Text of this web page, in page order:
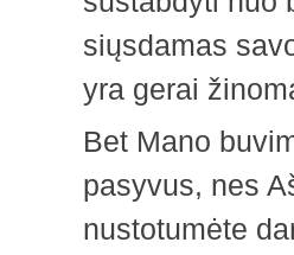
siųsdamas
yra gerai
Bet Mano
pasyvus, nes
nustotumėte